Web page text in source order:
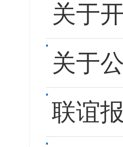
关于
关于
联谊